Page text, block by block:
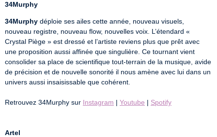
34Murphy
34Murphy déploie ses ailes cette année, nouveau visuels,
nouveau registre, nouveau flow, nouvelles voix. L’étendard «
Crystal Piège » est dressé et l’artiste reviens plus que prêt avec
une proposition aussi affinée que singulière. Ce tournant vient
consolider sa place de scientifique tout-terrain de la musique, avide
de précision et de nouvelle sonorité il nous amène avec lui dans un
univers aussi insaisissable que cohérent.
Retrouvez 34Murphy sur Instagram | Youtube | Spotify
Artel